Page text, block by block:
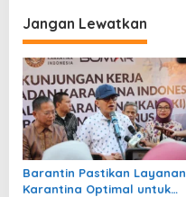
g
a
s
i
p
o
s
Jangan Lewatkan
Barantin Pastikan Layanan
Karantina Optimal untuk